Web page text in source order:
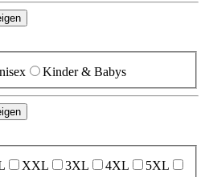
Kinder & Babys
XXL 3XL 4XL
5XL